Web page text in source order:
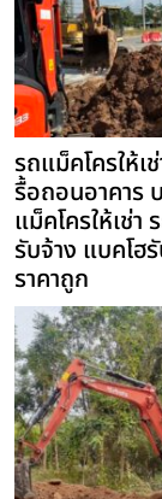
รถแม็คโครให้เ
รื้อถอนอาคาร
แม็คโครให้เช่า
รับจ้าง แบคโฮ
ราคาถูก